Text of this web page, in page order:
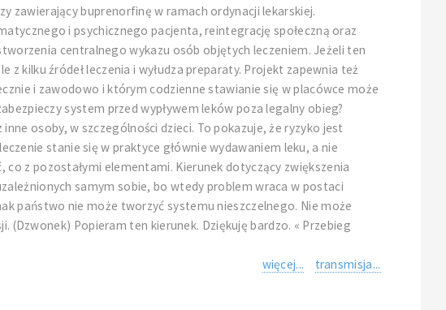
zawierający buprenorfinę w ramach ordynacji lekarskiej.
i psychicznego pacjenta, reintegrację społeczną oraz
centralnego wykazu osób objętych leczeniem. Jeżeli ten
kilku źródeł leczenia i wyłudza preparaty. Projekt zapewnia też
i zawodowo i którym codzienne stawianie się w placówce może
system przed wypływem leków poza legalny obieg?
osoby, w szczególności dzieci. To pokazuje, że ryzyko jest
stanie się w praktyce głównie wydawaniem leku, a nie
z pozostałymi elementami. Kierunek dotyczący zwiększenia
samym sobie, bo wtedy problem wraca w postaci
państwo nie może tworzyć systemu nieszczelnego. Nie może
Popieram ten kierunek. Dziękuję bardzo. « Przebieg
więcej...
transmisja...